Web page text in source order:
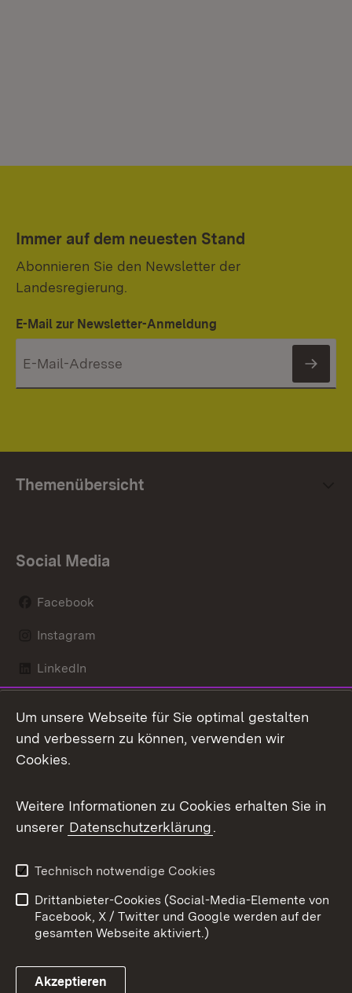
Immer auf dem neuesten Stand
Abonnieren Sie den Newsletter der
Landesregierung.
E-Mail zur Newsletter-Anmeldung
Themenübersicht
Social Media
Facebook
Instagram
LinkedIn
X / Twitter
Youtube
Kontakt
Datenschutz
Barrierefreiheit
Impressum
Cookies
Um unsere Webseite für Sie optimal gestalten
und verbessern zu können, verwenden wir
Cookies.
Weitere Informationen zu Cookies erhalten Sie in
unserer Datenschutzerklärung.
Technisch notwendige Cookies
Drittanbieter-Cookies (Social-Media-Elemente von
Facebook, X / Twitter und Google werden auf der
gesamten Webseite aktiviert.)
Akzeptieren